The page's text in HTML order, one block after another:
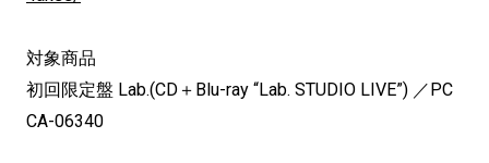
対象商品
初回限定盤 Lab.(CD＋Blu-ray “Lab. STUDIO LIVE”) ／PC
CA-06340